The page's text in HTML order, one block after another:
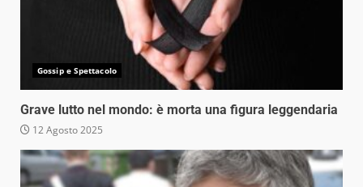
Gossip e Spettacolo
Grave lutto nel mondo: è morta una figura leggendaria
12 Agosto 2025